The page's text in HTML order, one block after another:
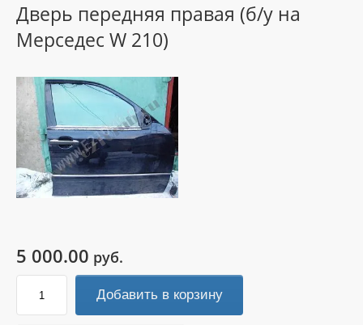
Дверь передняя правая (б/у на
Мерседес W 210)
5 000.00 руб.
Добавить в корзину